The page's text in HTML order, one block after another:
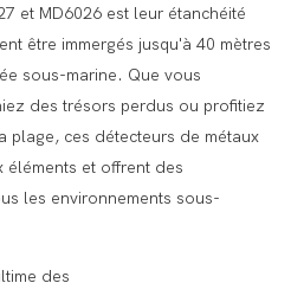
et MD6026 est leur étanchéité
être immergés jusqu'à 40 mètres
sous-marine. Que vous
des trésors perdus ou profitiez
plage, ces détecteurs de métaux
éléments et offrent des
les environnements sous-